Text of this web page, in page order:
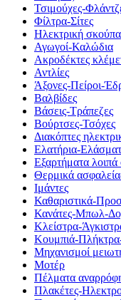
Τσιμούχες-
Φίλτρα-Σίτες
Ηλεκτρική σκούπα
Αγωγοί-Καλώδια
Ακροδέκτες
Αντλίες
Άξονες-Πείροι-
Βαλβίδες
Βάσεις-Τράπεζες
Βούρτσες-Τσόχες
Διακόπτες
Ελατήρια-
Εξαρτήματα
Θερμικά
Ιμάντες
Καθαριστικά-
Κανάτες-Μπωλ-
Κλείστρα-
Κουμπιά-
Μηχανισμοί
Μοτέρ
Πέλματα
Πλακέτες-